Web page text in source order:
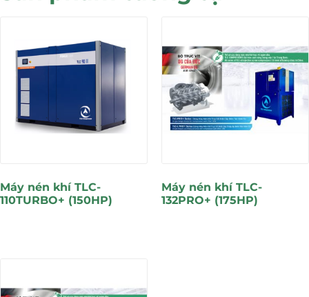
Máy nén khí TLC-
110TURBO+ (150HP)
Máy nén khí TLC-
132PRO+ (175HP)